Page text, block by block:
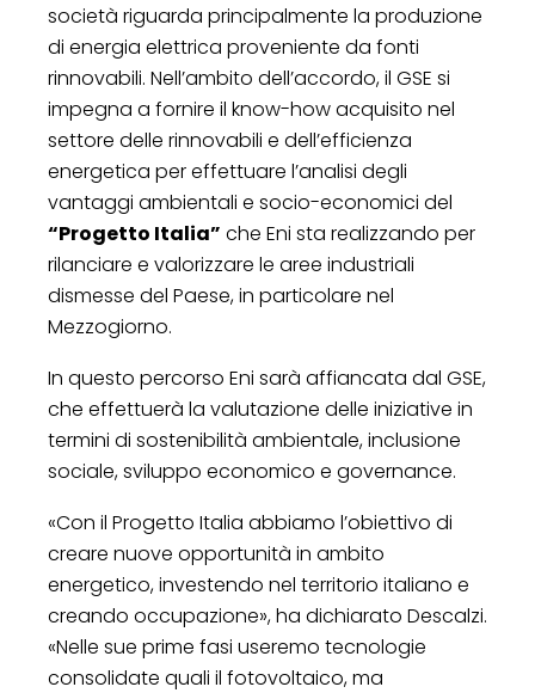
società riguarda principalmente la produzione
di energia elettrica proveniente da fonti
rinnovabili. Nell’ambito dell’accordo, il GSE si
impegna a fornire il know-how acquisito nel
settore delle rinnovabili e dell’efficienza
energetica per effettuare l’analisi degli
vantaggi ambientali e socio-economici del
“Progetto Italia” che Eni sta realizzando per
rilanciare e valorizzare le aree industriali
dismesse del Paese, in particolare nel
Mezzogiorno.
In questo percorso Eni sarà affiancata dal GSE,
che effettuerà la valutazione delle iniziative in
termini di sostenibilità ambientale, inclusione
sociale, sviluppo economico e governance.
«Con il Progetto Italia abbiamo l’obiettivo di
creare nuove opportunità in ambito
energetico, investendo nel territorio italiano e
creando occupazione», ha dichiarato Descalzi.
«Nelle sue prime fasi useremo tecnologie
consolidate quali il fotovoltaico, ma